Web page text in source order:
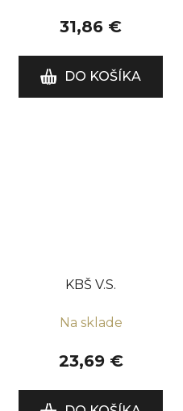
31,86 €
DO KOŠÍKA
KBŠ V.S.
Na sklade
23,69 €